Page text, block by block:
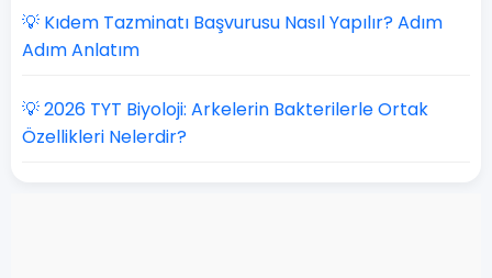
💡 Kıdem Tazminatı Başvurusu Nasıl Yapılır? Adım
Adım Anlatım
💡 2026 TYT Biyoloji: Arkelerin Bakterilerle Ortak
Özellikleri Nelerdir?